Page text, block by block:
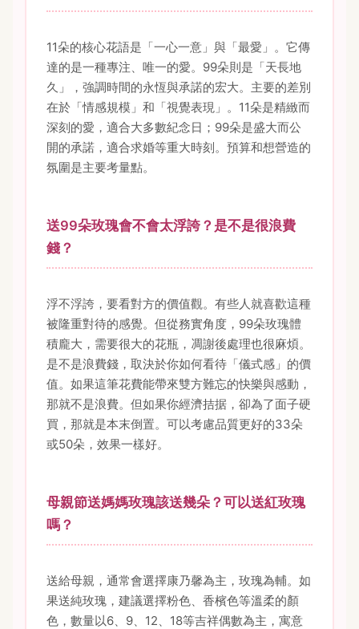
11朵的核心花語是「一心一意」與「最愛」。它傳
達的是一種專注、唯一的愛。99朵則是「天長地
久」，強調時間的永恆與承諾的宏大。主要的差別
在於「情感規模」和「視覺表現」。11朵是精緻而
深刻的愛，適合大多數紀念日；99朵是盛大而公
開的承諾，適合求婚等重大時刻。預算和想營造的
氛圍是主要考量點。
送99朵玫瑰會不會太浮誇？是不是很浪費
錢？
浮不浮誇，要看對方的價值觀。有些人就喜歡這種
被隆重對待的感覺。但從務實角度，99朵玫瑰體
積龐大，需要很大的花瓶，凋謝後處理也很麻煩。
是不是浪費錢，取決於你如何看待「儀式感」的價
值。如果這筆花費能帶來雙方難忘的快樂與感動，
那就不是浪費。但如果你經濟拮据，卻為了面子硬
買，那就是本末倒置。可以考慮品質更好的33朵
或50朵，效果一樣好。
母親節送媽媽玫瑰該送幾朵？可以送紅玫瑰
嗎？
送給母親，通常會選擇康乃馨為主，玫瑰為輔。如
果送純玫瑰，建議選擇粉色、香檳色等溫柔的顏
色，數量以6、9、12、18等吉祥偶數為主，寓意